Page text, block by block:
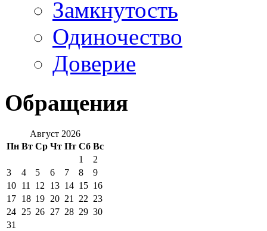
Замкнутость
Одиночество
Доверие
Обращения
Август 2026
Пн Вт Ср Чт Пт Сб Вс
1
2
3
4 5 6 7 8
9
10 11 12 13 14 15 16
17 18 19 20 21 22 23
24 25 26 27 28 29 30
31